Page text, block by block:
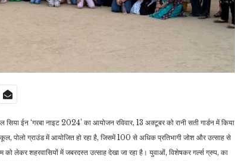
ईन ‘गरबा नाइट 2024’ का आयोजन रविवार, 13 अक्टूबर को रानी सती गार्डन में किया
पोलो ग्राउंड में आयोजित हो रहा है, जिसमें 100 से अधिक प्रतिभागी जोश और उत्साह से
को लेकर शहरवासियों में जबरदस्त उत्साह देखा जा रहा है। युवाओं, विशेषकर गर्ल्स ग्रुप, का